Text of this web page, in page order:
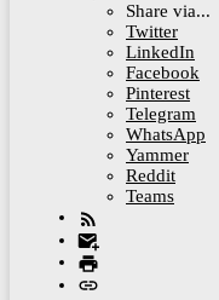
Share via...
Twitter
LinkedIn
Facebook
Pinterest
Telegram
WhatsApp
Yammer
Reddit
Teams